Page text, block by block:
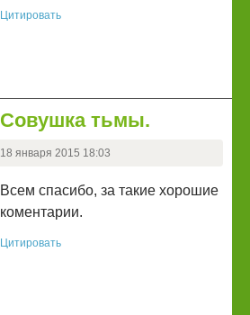
Цитировать
Совушка тьмы.
18 января 2015 18:03
Всем спасибо, за такие хорошие
коментарии.
Цитировать